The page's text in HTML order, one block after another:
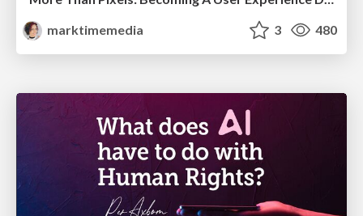
marktimemedia
3 480